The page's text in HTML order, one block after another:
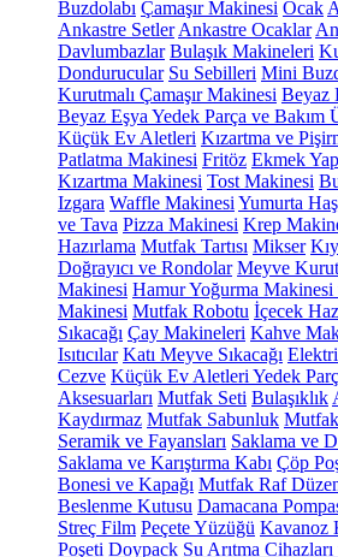
Buzdolabı Çamaşır Makinesi Ocak
Ankastre Setler Ankastre Ocaklar
Davlumbazlar Bulaşık Makineleri
Dondurucular Su Sebilleri Mini
Kurutmalı Çamaşır Makinesi Beyaz
Beyaz Eşya Yedek Parça ve Bakım
Küçük Ev Aletleri Kızartma ve
Patlatma Makinesi Fritöz Ekmek
Kızartma Makinesi Tost Makinesi
Izgara Waffle Makinesi Yumurta
ve Tava Pizza Makinesi Krep
Hazırlama Mutfak Tartısı Mikser
Doğrayıcı ve Rondolar Meyve
Makinesi Hamur Yoğurma
Makinesi Mutfak Robotu İçecek
Sıkacağı Çay Makineleri Kahve
Isıtıcılar Katı Meyve Sıkacağı
Cezve Küçük Ev Aletleri Yedek
Aksesuarları Mutfak Seti Bulaşıklık
Kaydırmaz Mutfak Sabunluk
Seramik ve Fayansları Saklama ve
Saklama ve Karıştırma Kabı Çöp
Bonesi ve Kapağı Mutfak Raf
Beslenme Kutusu Damacana
Streç Film Peçete Yüzüğü Kavanoz
Poşeti Doypack Su Arıtma